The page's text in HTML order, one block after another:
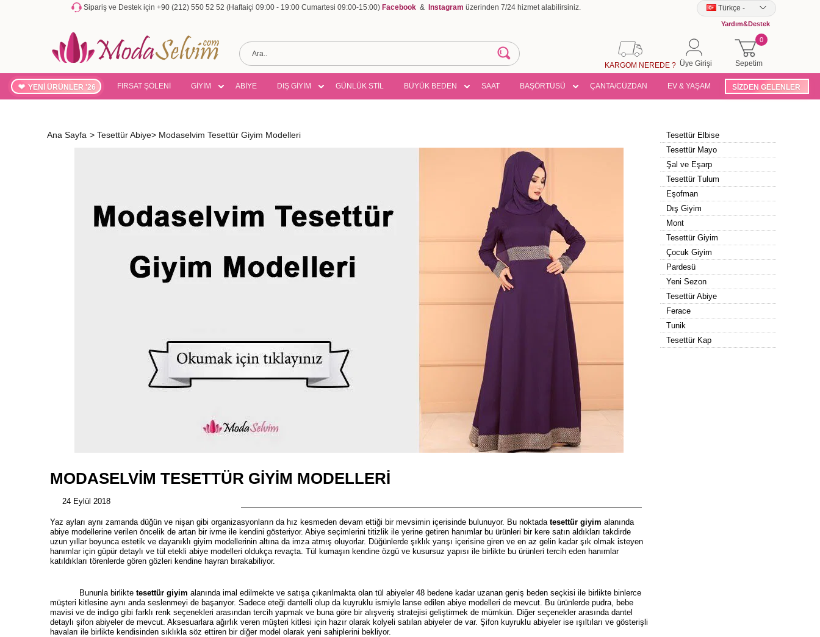
Sipariş ve Destek için +90 (212) 550 52 52 (Haftaiçi 09:00 - 19:00 Cumartesi 09:00-15:00) Facebook & Instagram üzerinden 7/24 hizmet alabilirsiniz. Türkçe -
Yardım&Destek
Sepetim
0
Üye Girişi
KARGOM NEREDE ?
YENİ ÜRÜNLER '26 FIRSAT ŞÖLENİ GİYİM ABİYE DIŞ GİYİM GÜNLÜK STİL BÜYÜK BEDEN SAAT BAŞÖRTÜSÜ ÇANTA/CÜZDAN EV & YAŞAM SİZDEN GELENLER
Ana Sayfa > Tesettür Abiye> Modaselvim Tesettür Giyim Modelleri
MODASELVIM TESETTÜR GIYIM MODELLERI
24 Eylül 2018
Yaz ayları aynı zamanda düğün ve nişan gibi organizasyonların da hız kesmeden devam ettiği bir mevsimin içerisinde bulunuyor. Bu noktada tesettür giyim alanında
abiye modellerine verilen öncelik de artan bir ivme ile kendini gösteriyor. Abiye seçimlerini titizlik ile yerine getiren hanımlar bu ürünleri bir kere satın aldıkları takdirde
uzun yıllar boyunca estetik ve dayanıklı giyim modellerinin altına da imza atmış oluyorlar. Düğünlerde şıklık yarışı içerisine giren ve en az gelin kadar şık olmak isteyen
hanımlar için güpür detaylı ve tül etekli abiye modelleri oldukça revaçta. Tül kumaşın kendine özgü ve kusursuz yapısı ile birlikte bu ürünleri tercih eden hanımlar
katıldıkları törenlerde gören gözleri kendine hayran bırakabiliyor.
Bununla birlikte tesettür giyim alanında imal edilmekte ve satışa çıkarılmakta olan tül abiyeler 48 bedene kadar uzanan geniş beden seçkisi ile birlikte binlerce
müşteri kitlesine aynı anda seslenmeyi de başarıyor. Sadece eteği dantelli olup da kuyruklu ismiyle lanse edilen abiye modelleri de mevcut. Bu ürünlerde pudra, bebe
mavisi ve de indigo gibi farklı renk seçenekleri arasından tercih yapmak ve buna göre bir alışveriş stratejisi geliştirmek de mümkün. Diğer seçenekler arasında dantel
detaylı şifon abiyeler de mevcut. Aksesuarlara ağırlık veren müşteri kitlesi için hazır olarak kolyeli satılan abiyeler de var. Şifon kuyruklu abiyeler ise ışıltıları ve gösterişli
havaları ile birlikte kendisinden sıklıkla söz ettiren bir diğer model olarak yeni sahiplerini bekliyor.
Tesettür Elbise
Tesettür Mayo
Şal ve Eşarp
Tesettür Tulum
Eşofman
Dış Giyim
Mont
Tesettür Giyim
Çocuk Giyim
Pardesü
Yeni Sezon
Tesettür Abiye
Ferace
Tunik
Tesettür Kap